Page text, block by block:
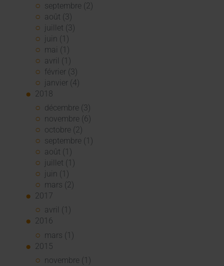
septembre (2)
août (3)
juillet (3)
juin (1)
mai (1)
avril (1)
février (3)
janvier (4)
2018
décembre (3)
novembre (6)
octobre (2)
septembre (1)
août (1)
juillet (1)
juin (1)
mars (2)
2017
avril (1)
2016
mars (1)
2015
novembre (1)